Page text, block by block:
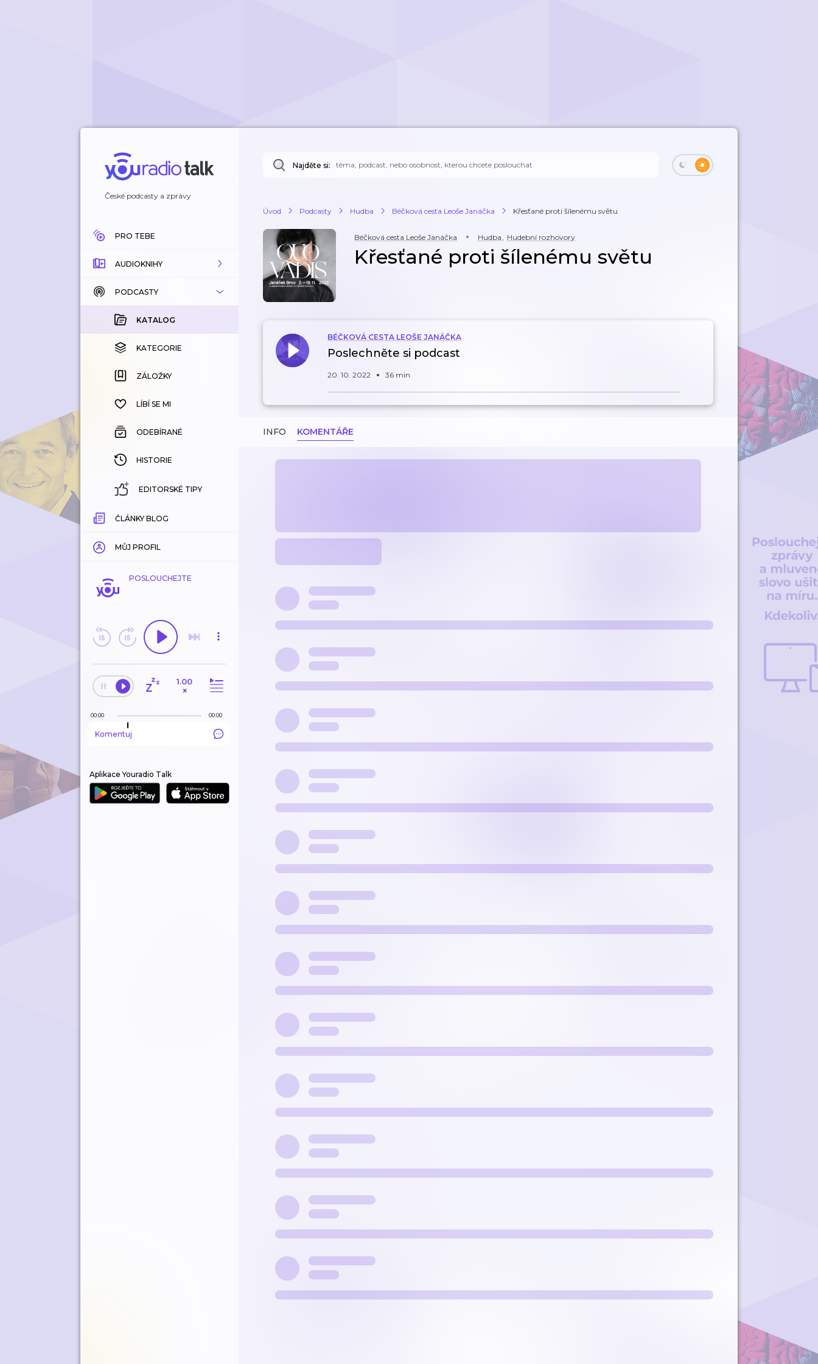
České podcasty a zprávy
PRO TEBE
AUDIOKNIHY
KATALOG
KOUPENÉ
KATEGORIE
ZÁLOŽKY
HISTORIE
PODCASTY
KATALOG
KATEGORIE
ZÁLOŽKY
LÍBÍ SE MI
ODEBÍRANÉ
HISTORIE
EDITORSKÉ TIPY
ČLÁNKY BLOG
MŮJ PROFIL
POSLOUCHEJTE
1.00
×
00:00 00:00
Komentuj
Aplikace Youradio Talk
Najděte si:
Úvod Podcasty Hudba Béčková cesta Leoše Janáčka Křesťané proti šílenému světu
Béčková cesta Leoše Janáčka Hudba, Hudební rozhovory
Křesťané proti šílenému světu
BÉČKOVÁ CESTA LEOŠE JANÁČKA
Poslechněte si podcast
20. 10. 2022 36 min
INFO KOMENTÁŘE